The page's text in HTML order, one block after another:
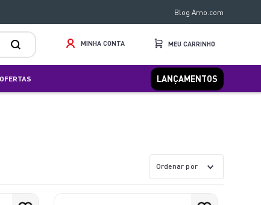
Blog Arno.com
MINHA CONTA
OFERTAS LANÇAMENTOS
Ordenar por